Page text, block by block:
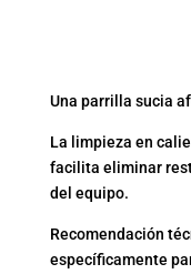
Una parrilla sucia
La limpieza en
facilita eliminar
del equipo.
Recomendación
específicamente